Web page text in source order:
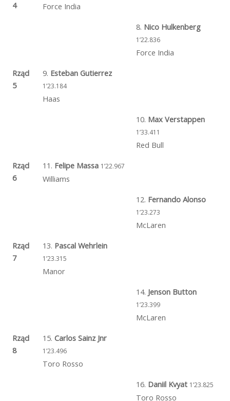
4
Force India
8. Nico Hulkenberg
1’22.836
Force India
Rząd
5
9. Esteban Gutierrez
1’23.184
Haas
10. Max Verstappen
1’33.411
Red Bull
Rząd
6
11. Felipe Massa 1’22.967
Williams
12. Fernando Alonso
1’23.273
McLaren
Rząd
7
13. Pascal Wehrlein
1’23.315
Manor
14. Jenson Button
1’23.399
McLaren
Rząd
8
15. Carlos Sainz Jnr
1’23.496
Toro Rosso
16. Daniil Kvyat 1’23.825
Toro Rosso